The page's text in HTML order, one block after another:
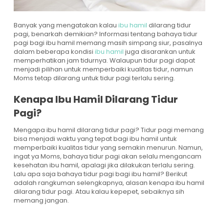
Banyak yang mengatakan kalau ibu hamil dilarang tidur
pagi, benarkah demikian? Informasi tentang bahaya tidur
pagi bagi ibu hamil memang masih simpang siur, pasalnya
dalam beberapa kondisi ibu hamil juga disarankan untuk
memperhatikan jam tidurnya. Walaupun tidur pagi dapat
menjadi pilihan untuk memperbaiki kualitas tidur, namun
Moms tetap dilarang untuk tidur pagi terlalu sering.
Kenapa Ibu Hamil Dilarang Tidur
Pagi?
Mengapa ibu hamil dilarang tidur pagi? Tidur pagi memang
bisa menjadi waktu yang tepat bagi ibu hamil untuk
memperbaiki kualitas tidur yang semakin menurun. Namun,
ingat ya Moms, bahaya tidur pagi akan selalu mengancam
kesehatan ibu hamil, apalagi jika dilakukan terlalu sering.
Lalu apa saja bahaya tidur pagi bagi ibu hamil? Berikut
adalah rangkuman selengkapnya, alasan kenapa ibu hamil
dilarang tidur pagi. Atau kalau kepepet, sebaiknya sih
memang jangan.